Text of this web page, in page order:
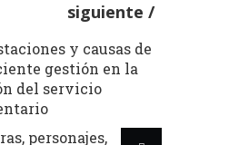
siguiente
y causas de
gestión en la
del servicio
personajes,